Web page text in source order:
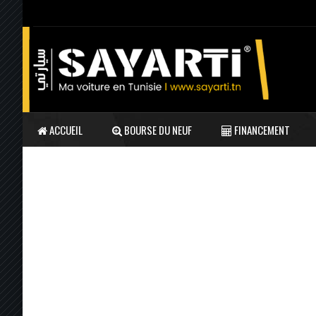
ACCUEIL BOURSE DU NEUF FINANCEMENT